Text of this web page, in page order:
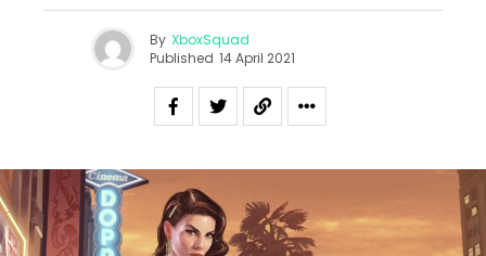
By XboxSquad
Published 14 April 2021